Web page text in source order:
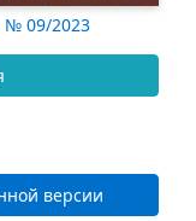
№ 09/2023
версии